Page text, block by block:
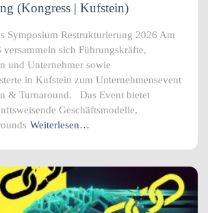
(Kongress | Kufstein)
Symposium Restrukturierung 2026 Am
sich Führungskräfte,
und Unternehmer sowie
in Kufstein zum Unternehmensevent
& Turnaround. Das Event bietet
Geschäftsmodelle,
Weiterlesen…